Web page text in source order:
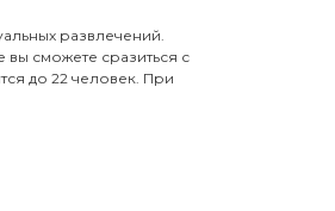
развлечений.
сможете сразиться с
до 22 человек. При